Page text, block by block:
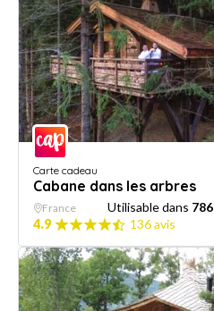
Carte cadeau
Cabane dans les arbres
France Utilisable dans 786
4.9
136 avis